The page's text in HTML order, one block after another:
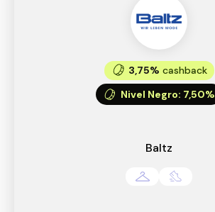
3,75% cashback
Nivel Negro: 7,50%
Baltz